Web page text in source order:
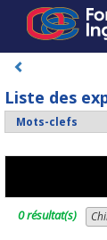
Liste des
0 résultat(s)